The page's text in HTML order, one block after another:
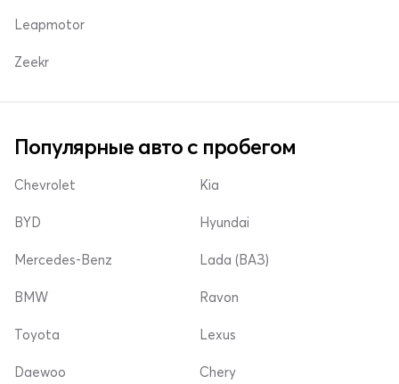
Leapmotor
Zeekr
Популярные авто с пробегом
Chevrolet
BYD
Mercedes-Benz
Kia
Hyundai
Lada (ВАЗ)
BMW
Toyota
Daewoo
Ravon
Lexus
Chery